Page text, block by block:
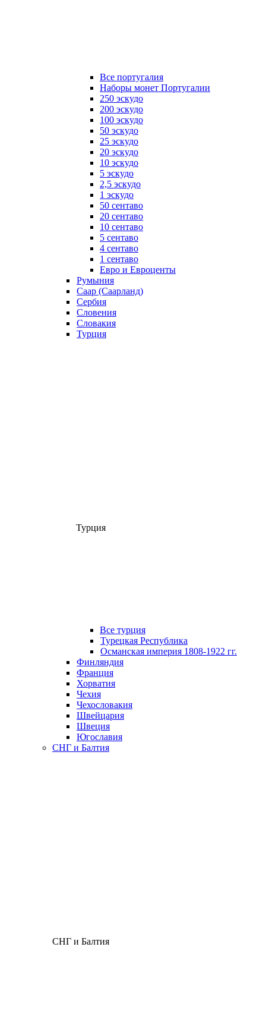
Все португалия
Наборы монет Португалии
250 эскудо
200 эскудо
100 эскудо
50 эскудо
25 эскудо
20 эскудо
10 эскудо
5 эскудо
2,5 эскудо
1 эскудо
50 сентаво
20 сентаво
10 сентаво
5 сентаво
4 сентаво
1 сентаво
Евро и Евроценты
Румыния
Саар (Саарланд)
Сербия
Словения
Словакия
Турция
Турция
Все турция
Турецкая Республика
Османская империя 1808-1922 гг.
Финляндия
Франция
Хорватия
Чехия
Чехословакия
Швейцария
Швеция
Югославия
СНГ и Балтия
СНГ и Балтия